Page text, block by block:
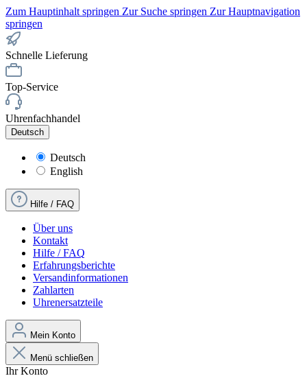
Zum Hauptinhalt springen Zur Suche springen Zur Hauptnavigation
springen
Schnelle Lieferung
Top-Service
Uhrenfachhandel
Deutsch
Deutsch
English
Hilfe / FAQ
Über uns
Kontakt
Hilfe / FAQ
Erfahrungsberichte
Versandinformationen
Zahlarten
Uhrenersatzteile
Mein Konto
Menü schließen
Ihr Konto